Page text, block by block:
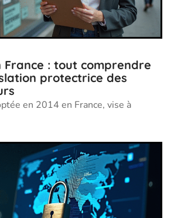
France : tout comprendre
protectrice des
en 2014 en France, vise à